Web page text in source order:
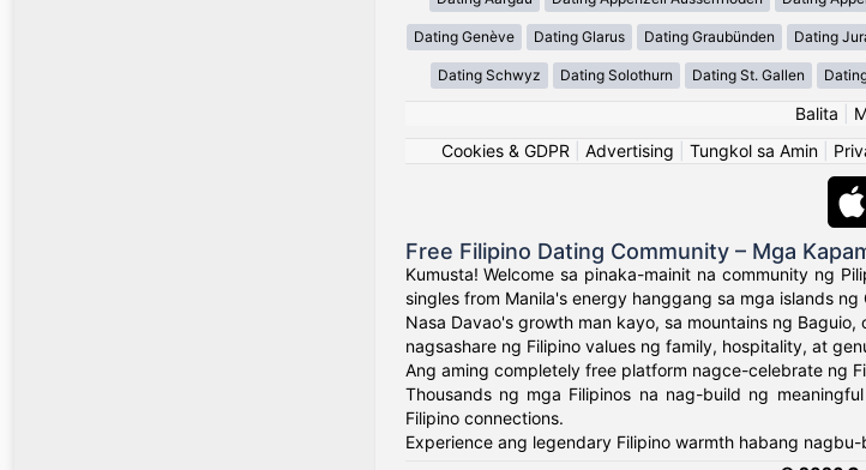
Dating Genève Dating Glarus Dating Graubünden Dating
Dating Schwyz Dating Solothurn Dating St. Gallen
Balita
Cookies & GDPR
Advertising Tungkol sa Amin
Free Filipino Dating Community – Mga
Kumusta! Welcome sa pinaka-mainit na community ng
singles from Manila's energy hanggang sa mga islands
Nasa Davao's growth man kayo, sa mountains ng
nagsashare ng Filipino values ng family, hospitality, at
Ang aming completely free platform nagce-celebrate ng
Thousands ng mga Filipinos na nag-build ng
Filipino connections.
Experience ang legendary Filipino warmth habang